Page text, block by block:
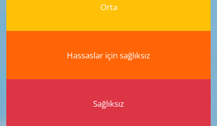
Orta
Hassaslar için sağlıksız
Sağlıksız